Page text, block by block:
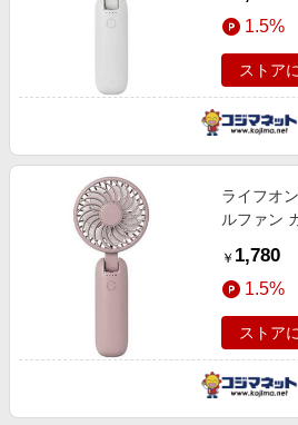
1.5%
ストア
ライフオ
ルファン
LCAF001-
￥ 1,780
1.5%
ストア